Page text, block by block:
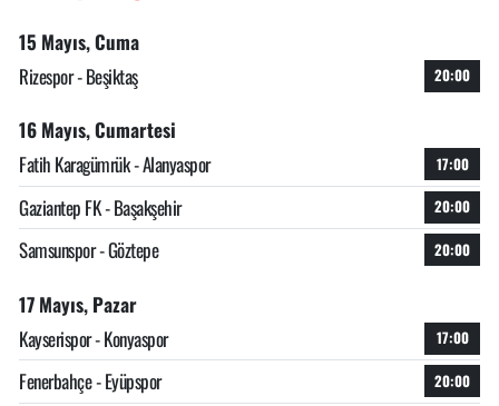
15 Mayıs, Cuma
Rizespor - Beşiktaş
20:00
16 Mayıs, Cumartesi
Fatih Karagümrük - Alanyaspor
17:00
Gaziantep FK - Başakşehir 20:00
Samsunspor - Göztepe 20:00
17 Mayıs, Pazar
Kayserispor - Konyaspor
17:00
Fenerbahçe - Eyüpspor 20:00